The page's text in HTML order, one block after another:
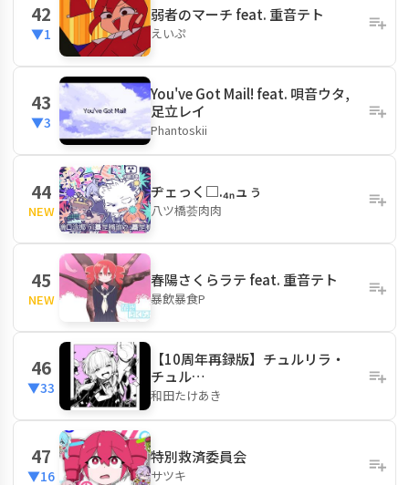
42
▼1
弱者のマーチ feat. 重音テト
えいぷ
43
▼3
You've Got Mail! feat. 唄音ウタ,
足立レイ
Phantoskii
44
NEW
ヂェっく□.₄ₙュぅ
八ツ橋荟肉肉
45
NEW
春陽さくらラテ feat. 重音テト
暴飲暴食P
46
▼33
【10周年再録版】チュルリラ・
チュル…
和田たけあき
47
▼16
特別救済委員会
サツキ